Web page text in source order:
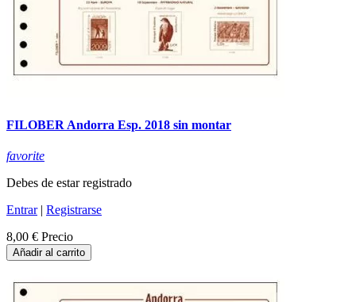
FILOBER Andorra Esp. 2018 sin montar
favorite
Debes de estar registrado
Entrar| Registrarse
8,00 € Precio
Añadir al carrito